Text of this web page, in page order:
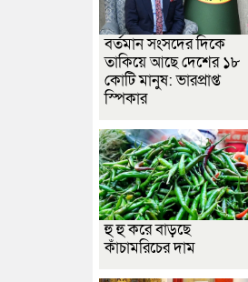
বর্তমান সংসদের দিকে
তাকিয়ে আছে দেশের ১৮
কোটি মানুষ: ভারপ্রাপ্ত
স্পিকার
হু হু করে বাড়ছে
কাঁচামরিচের দাম